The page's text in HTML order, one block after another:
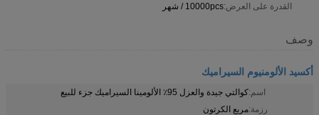
القدرة على العرض:10000pcs / شهر
وصف
أكسيد الألومنيوم السيراميك
اسم:كوالتي جيدة والعزل 95٪ الألومينا السيراميك جزء للبيع
رزمة:مربع الكرتون